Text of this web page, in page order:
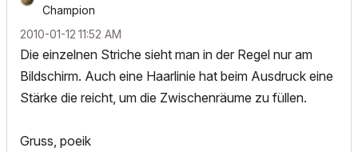
Champion
‎2010-01-12 11:52 AM
Die einzelnen Striche sieht man in der Regel nur am
Bildschirm. Auch eine Haarlinie hat beim Ausdruck eine
Stärke die reicht, um die Zwischenräume zu füllen.
Gruss, poeik